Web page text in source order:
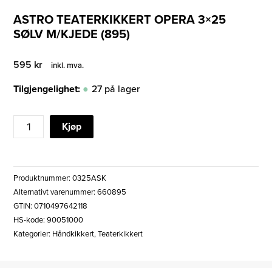
ASTRO TEATERKIKKERT OPERA 3×25
SØLV M/KJEDE (895)
595 kr inkl. mva.
Tilgjengelighet: 27 på lager
ASTRO
TEATERKIKKERT
3x25
SØLV
m/KJEDE
(895)
Kjøp
Produktnummer:0325ASK
Alternativt varenummer: 660895
GTIN: 0710497642118
HS-kode: 90051000
Kategorier: Håndkikkert,Teaterkikkert